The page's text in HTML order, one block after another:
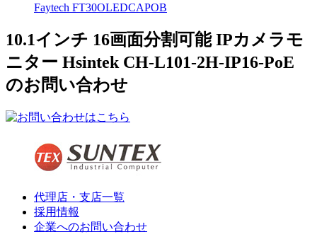
Faytech FT30OLEDCAPOB
10.1インチ 16画面分割可能 IPカメラモ
ニター Hsintek CH-L101-2H-IP16-PoE
のお問い合わせ
代理店・支店一覧
採用情報
企業へのお問い合わせ